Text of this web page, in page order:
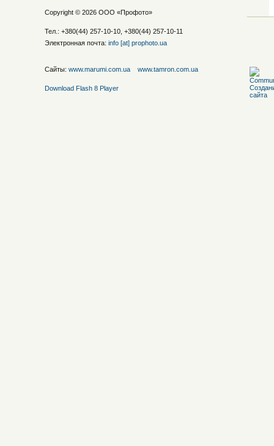
Copyright © 2026 ООО «Профото»
Тел.: +380(44) 257-10-10, +380(44) 257-10-11
Электронная почта: info [at] prophoto.ua
Сайты: www.marumi.com.ua www.tamron.com.ua
Download Flash 8 Player